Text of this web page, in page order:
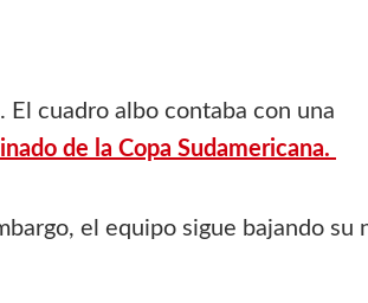
cuadro albo contaba con una
de la Copa Sudamericana.
el equipo sigue bajando su